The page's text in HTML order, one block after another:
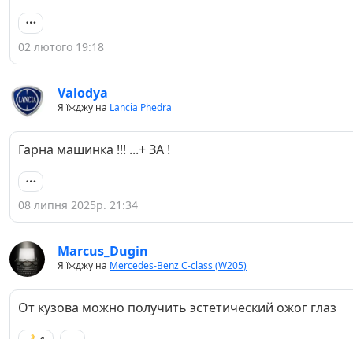
02 лютого 19:18
Valodya
Я їжджу на Lancia Phedra
Гарна машинка !!! ...+ ЗА !
08 липня 2025р. 21:34
Marcus_Dugin
Я їжджу на Mercedes-Benz C-class (W205)
От кузова можно получить эстетический ожог глаз